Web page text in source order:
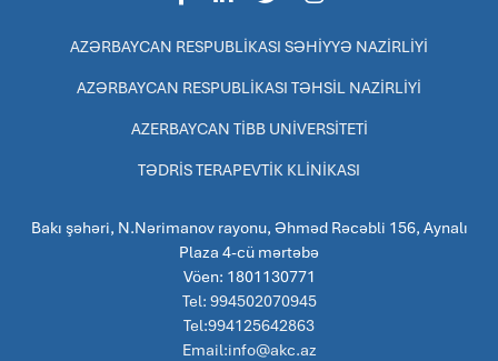
AZƏRBAYCAN RESPUBLİKASI SƏHİYYƏ NAZİRLİYİ
AZƏRBAYCAN RESPUBLİKASI TƏHSİL NAZİRLİYİ
AZERBAYCAN TİBB UNİVERSİTETİ
TƏDRİS TERAPEVTİK KLİNİKASI
Bakı şəhəri, N.Nərimanov rayonu, Əhməd Rəcəbli 156, Aynalı
Plaza 4-cü mərtəbə
Vöen: 1801130771
Tel: 994502070945
Tel:994125642863
Email:info@akc.az